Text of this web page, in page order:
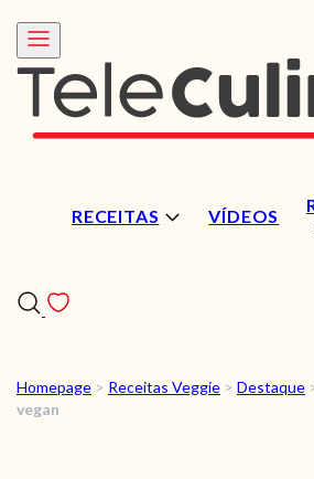
RECEITAS VÍDEOS
RECEITAS
Homepage > Receitas Veggie > Destaque
vegan